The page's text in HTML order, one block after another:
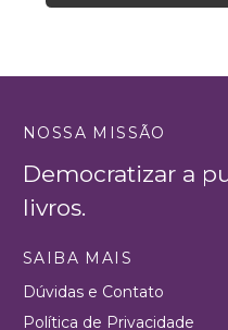
NOSSA MISSÃO
Democratizar a
livros.
SAIBA MAIS
Dúvidas e Contato
Política de Privacidade